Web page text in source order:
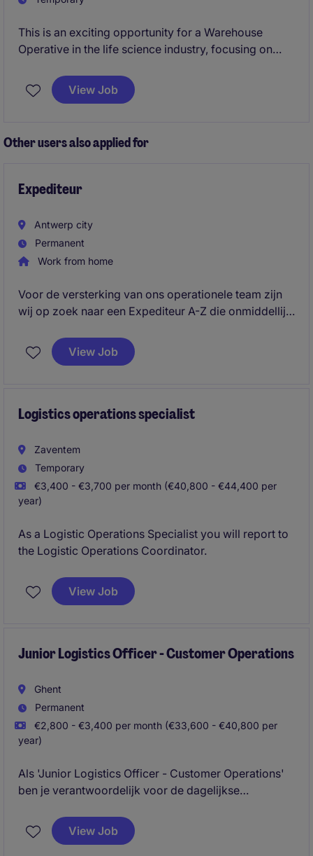
This is an exciting opportunity for a Warehouse
Operative in the life science industry, focusing on
role involves ensuring the smooth handling and
management of warehouse activities.
View Job
Other users also applied for
Expediteur
Antwerp city
Permanent
Work from home
Voor de versterking van ons operationele team zijn
wij op zoek naar een Expediteur A-Z die onmiddellijk
beschikt over de nodige ervaring binnen expeditie en
bent vertrouwd met de volledige afhandeling van
View Job
Logistics operations specialist
Zaventem
Temporary
€3,400 - €3,700 per month (€40,800 - €44,400 per
year)
As a Logistic Operations Specialist you will report to
the Logistic Operations Coordinator.
View Job
Junior Logistics Officer - Customer Operations
Ghent
Permanent
€2,800 - €3,400 per month (€33,600 - €40,800 per
year)
Als 'Junior Logistics Officer - Customer Operations'
ben je verantwoordelijk voor de dagelijkse
portefeuille van klanten. Je zorgt ervoor dat
goederenstromen vlot verlopen, dossiers
View Job